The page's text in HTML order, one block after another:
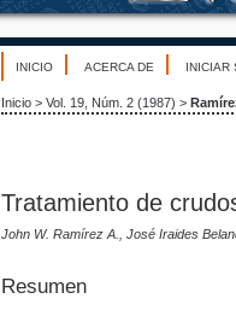
INICIO ACERCA DE INICIAR
Inicio > Vol. 19, Núm. 2 (1987) >
Tratamiento de
John W. Ramírez A., José Iraides
Resumen